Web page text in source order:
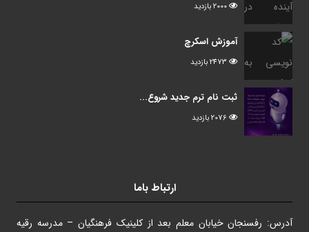
2000 بازدید
آموزش اسکرچ
2473 بازدید
ثبت نام ترم جدید شروع...
2076 بازدید
ارتباط باما
آدرس: رفسنجان خیابان معلم بعد از کلینیک فرهنگیان – مدرسه رقیه